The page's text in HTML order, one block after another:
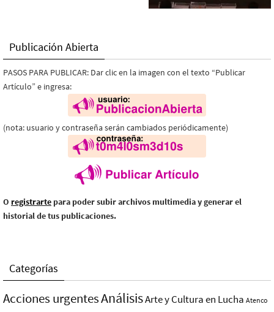
Publicación Abierta
PASOS PARA PUBLICAR: Dar clic en la imagen con el texto “Publicar
Artículo” e ingresa:
(nota: usuario y contraseña serán cambiados periódicamente)
O registrarte para poder subir archivos multimedia y generar el
historial de tus publicaciones.
Categorías
Acciones urgentesAnálisisArte y Cultura en Lucha Atenco